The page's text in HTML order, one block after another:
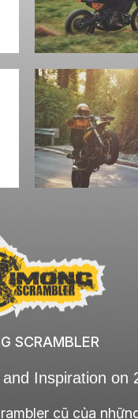
SCRAMBLER
Inspiration on
cũ của